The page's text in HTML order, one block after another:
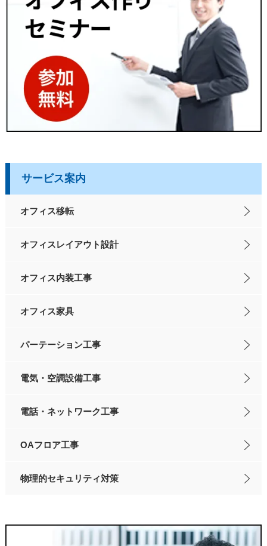
サービス案内
オフィス移転
オフィスレイアウト設計
オフィス内装工事
オフィス家具
パーテーション工事
電気・空調設備工事
電話・ネットワーク工事
OAフロア工事
物理的セキュリティ対策